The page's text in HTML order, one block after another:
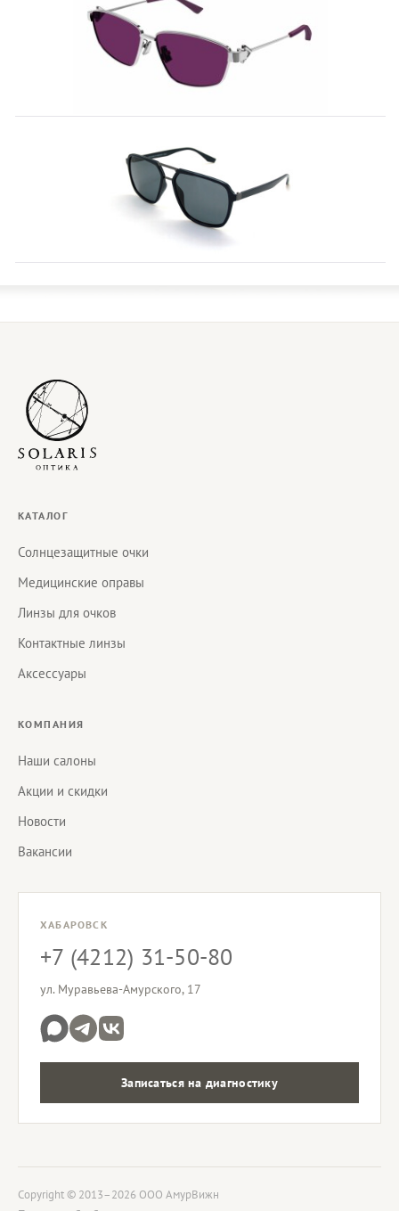
КАТАЛОГ
Солнцезащитные очки
Медицинские оправы
Линзы для очков
Контактные линзы
Аксессуары
КОМПАНИЯ
Наши салоны
Акции и скидки
Новости
Вакансии
ХАБАРОВСК
+7 (4212) 31-50-80
ул. Муравьева-Амурского, 17
Записаться на диагностику
Copyright © 2013–2026 ООО АмурВижн